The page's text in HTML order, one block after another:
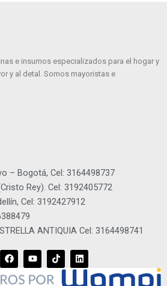
e insumos especializados para el hogar y
y al detal. Somos mayoristas e
– Bogotá, Cel: 3164498737
Rey). Cel: 3192405772
Cel: 3192427912
ANTIQUIA Cel: 3164498741
F
a
c
e
Y
o
u
t
T
i
k
L
i
n
k